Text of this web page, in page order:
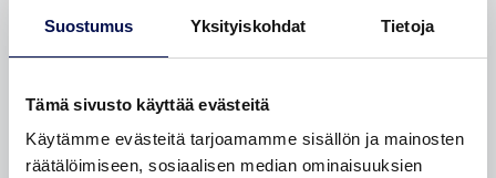
Suostumus Yksityiskohdat Tietoja
Tämä sivusto käyttää evästeitä
Käytämme evästeitä tarjoamamme sisällön ja mainosten
räätälöimiseen, sosiaalisen median ominaisuuksien